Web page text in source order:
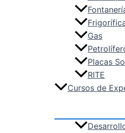
TMV –
VIC –
Gas
Placas
RITE
Cursos de